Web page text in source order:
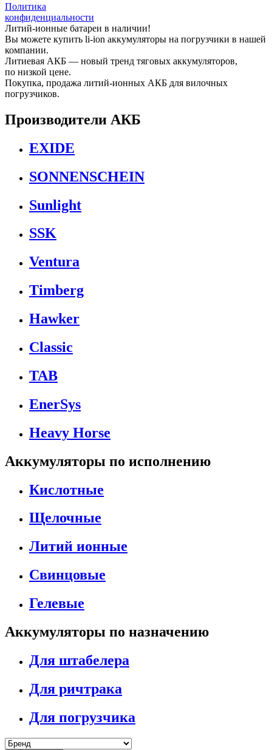
Политика
конфиденциальности
Литий-ионные батареи в наличии!
Вы можете купить li-ion аккумуляторы на погрузчики в нашей
компании.
Литиевая АКБ — новый тренд тяговых аккумуляторов,
по низкой цене.
Покупка, продажа литий-ионных АКБ для вилочных
погрузчиков.
Производители АКБ
EXIDE
SONNENSCHEIN
Sunlight
SSK
Ventura
Timberg
Hawker
Classic
TAB
EnerSys
Heavy Horse
Аккумуляторы по исполнению
Кислотные
Щелочные
Литий ионные
Свинцовые
Гелевые
Аккумуляторы по назначению
Для штабелера
Для ричтрака
Для погрузчика